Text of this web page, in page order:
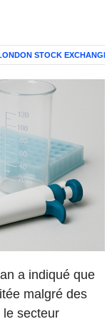
STOCK EXCHANGE
a indiqué que
malgré des
le secteur